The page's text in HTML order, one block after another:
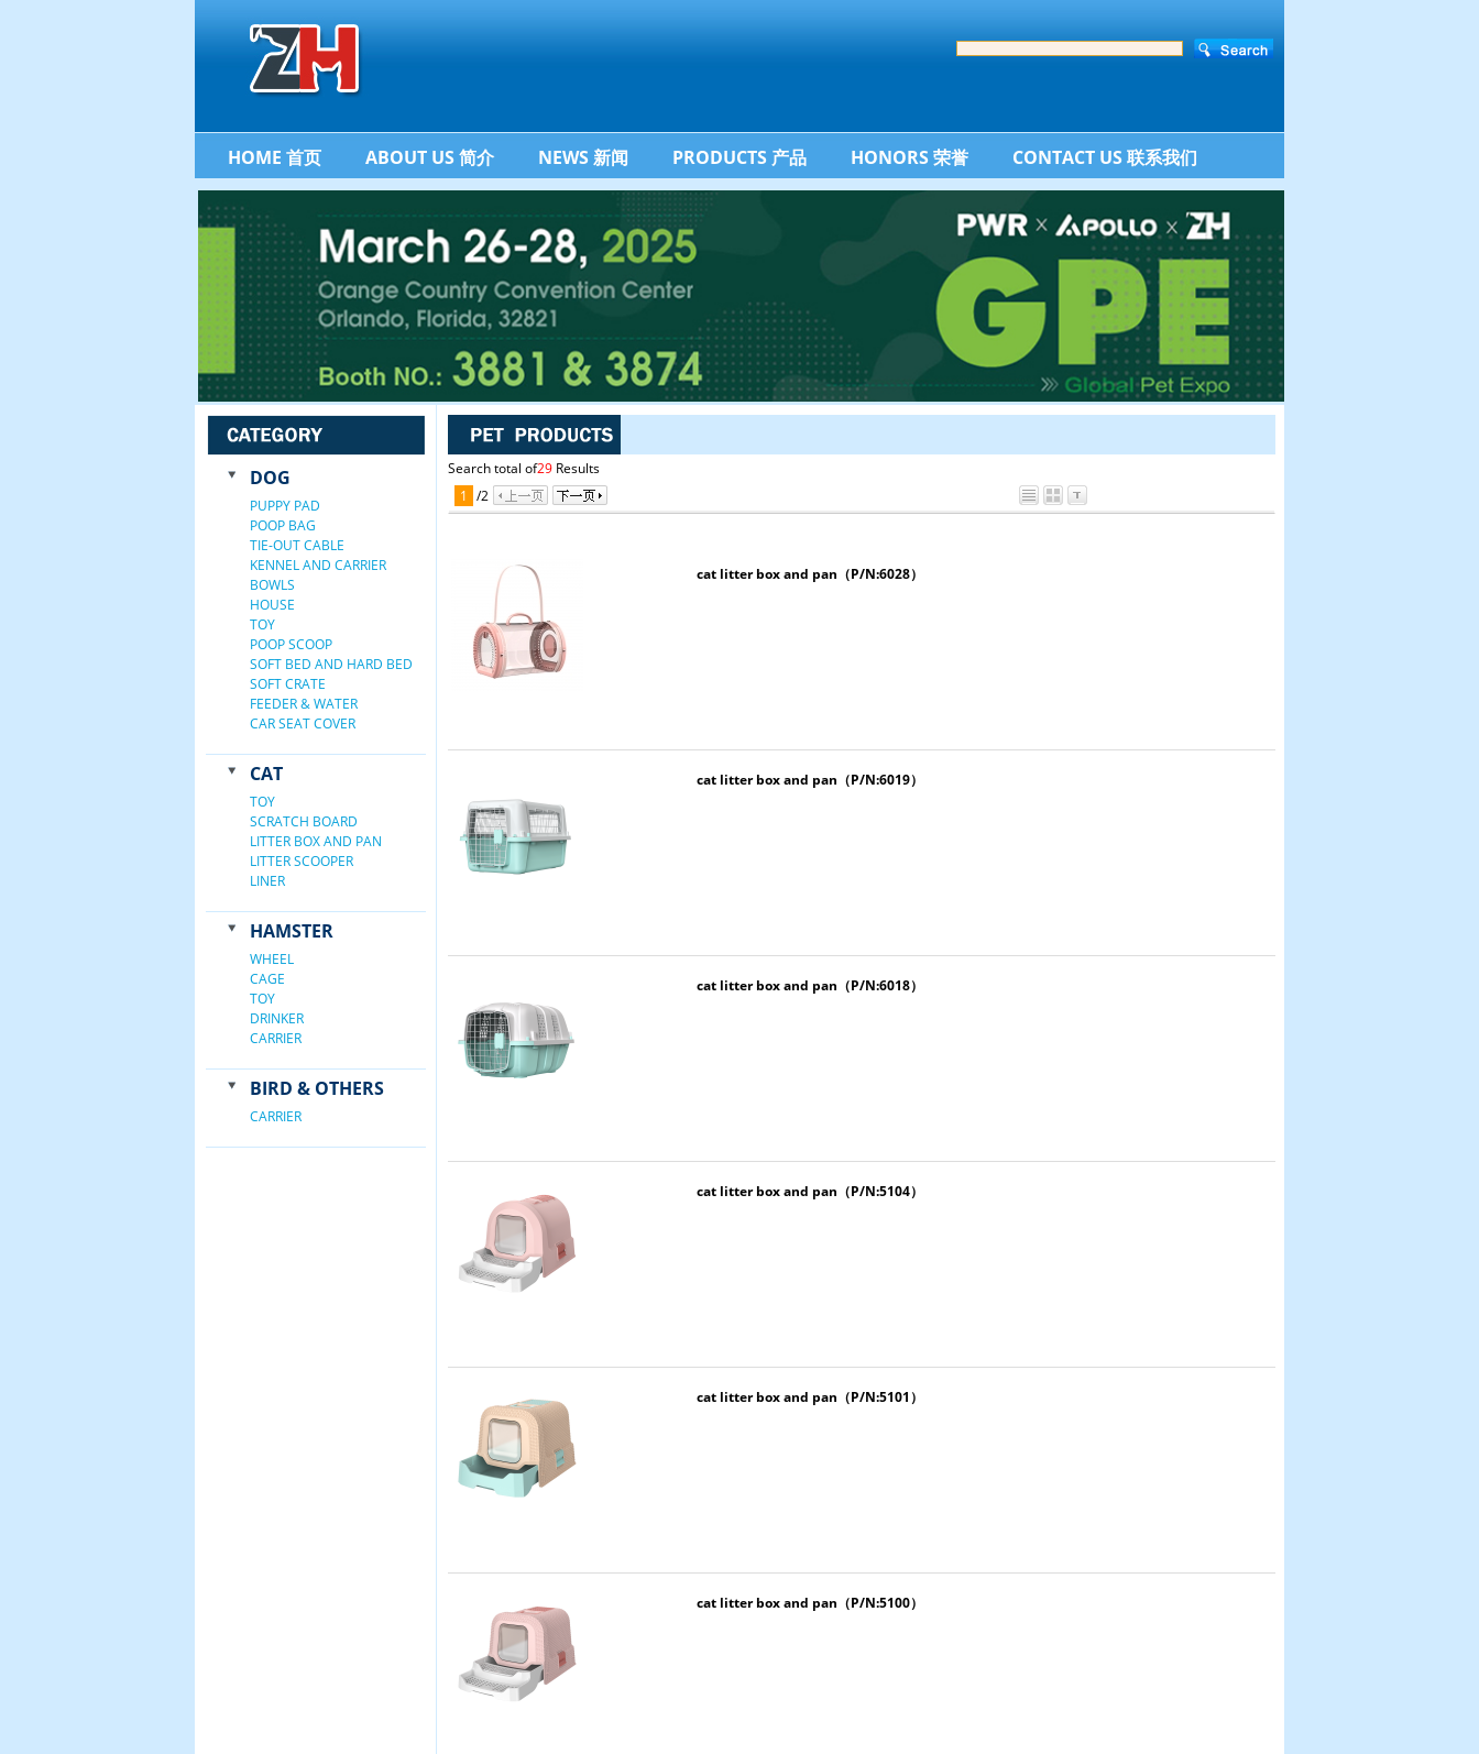
HOME 首页 ABOUT US 简介 NEWS 新闻 PRODUCTS 产品 HONORS 荣誉 CONTACT US 联系我们
DOG
PUPPY PAD
POOP BAG
TIE-OUT CABLE
KENNEL AND CARRIER
BOWLS
HOUSE
TOY
POOP SCOOP
SOFT BED AND HARD BED
SOFT CRATE
FEEDER & WATER
CAR SEAT COVER
CAT
TOY
SCRATCH BOARD
LITTER BOX AND PAN
LITTER SCOOPER
LINER
HAMSTER
WHEEL
CAGE
TOY
DRINKER
CARRIER
BIRD & OTHERS
CARRIER
Search total of29 Results
1 /2
cat litter box and pan（P/N:6028）
cat litter box and pan（P/N:6019）
cat litter box and pan（P/N:6018）
cat litter box and pan（P/N:5104）
cat litter box and pan（P/N:5101）
cat litter box and pan（P/N:5100）